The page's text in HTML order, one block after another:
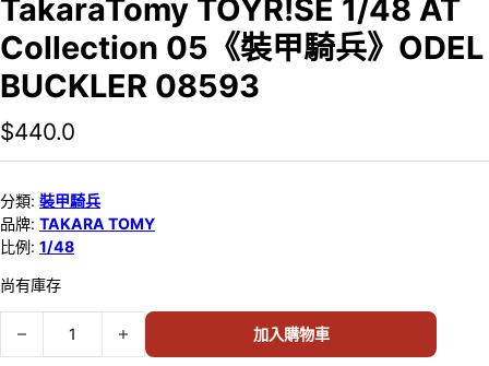
TakaraTomy TOYR!SE 1/48 AT
Collection 05《裝甲騎兵》ODEL
BUCKLER 08593
$440.0
分類: 裝甲騎兵
品牌: TAKARA TOMY
比例: 1/48
尚有庫存
TakaraTomy TOYR!SE 1/48 AT Collection 05《裝甲騎兵》ODEL
加入購物車